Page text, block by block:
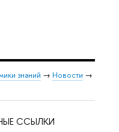
знаний → Новости →
ССЫЛКИ